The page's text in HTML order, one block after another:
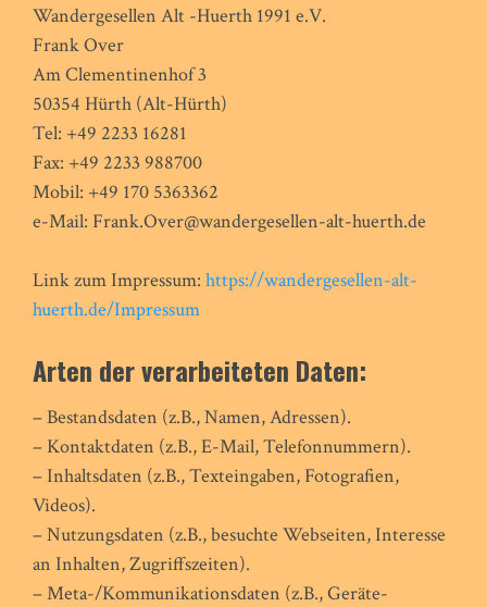
Wandergesellen Alt -Huerth 1991 e.V.
Frank Over
Am Clementinenhof 3
50354 Hürth (Alt-Hürth)
Tel: +49 2233 16281
Fax: +49 2233 988700
Mobil: +49 170 5363362
e-Mail: Frank.Over@wandergesellen-alt-huerth.de
Link zum Impressum: https://wandergesellen-alt-
huerth.de/Impressum
Arten der verarbeiteten Daten:
– Bestandsdaten (z.B., Namen, Adressen).
– Kontaktdaten (z.B., E-Mail, Telefonnummern).
– Inhaltsdaten (z.B., Texteingaben, Fotografien,
Videos).
– Nutzungsdaten (z.B., besuchte Webseiten, Interesse
an Inhalten, Zugriffszeiten).
– Meta-/Kommunikationsdaten (z.B., Geräte-